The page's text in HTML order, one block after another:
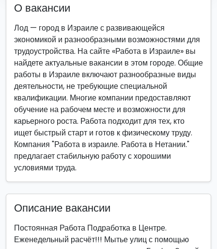
О вакансии
Лод — город в Израиле с развивающейся
экономикой и разнообразными возможностями для
трудоустройства. На сайте «Работа в Израиле» вы
найдете актуальные вакансии в этом городе. Общие
работы в Израиле включают разнообразные виды
деятельности, не требующие специальной
квалификации. Многие компании предоставляют
обучение на рабочем месте и возможности для
карьерного роста. Работа подходит для тех, кто
ищет быстрый старт и готов к физическому труду.
Компания "Работа в израиле. Работа в Нетании."
предлагает стабильную работу с хорошими
условиями труда.
Описание вакансии
Постоянная Работа Подработка в Центре.
Еженедельный расчёт!!! Мытье улиц с помощью